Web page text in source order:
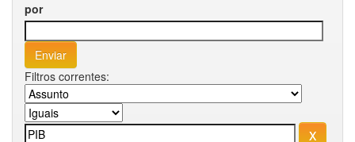
por
Filtros correntes: